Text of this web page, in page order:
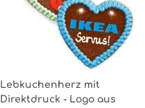
Lebkuchenherz mit
Direktdruck - Logo aus